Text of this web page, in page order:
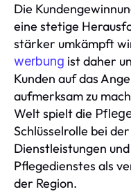
Die
eine stetige
stärker umkämpft
werbung ist daher
Kunden auf das
aufmerksam zu
Welt spielt die
Schlüsselrolle bei
Dienstleistungen
Pflegedienstes als
der Region.